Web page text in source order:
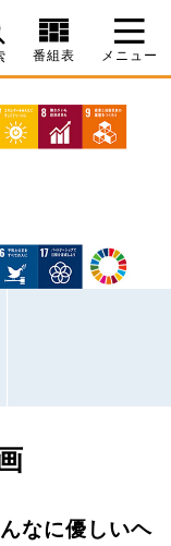
番組表 メニュー
なに優しいヘ